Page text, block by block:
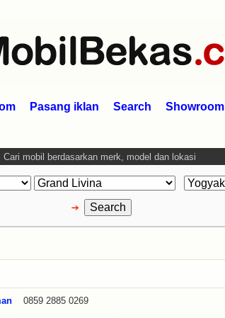
Pasang iklan Search Showroom
Cari mobil berdasarkan merk, model dan lokasi
0859 2885 0269